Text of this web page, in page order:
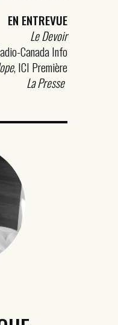
EN ENTREVUE
Le Devoir
Canada Info
, ICI Première
La Presse